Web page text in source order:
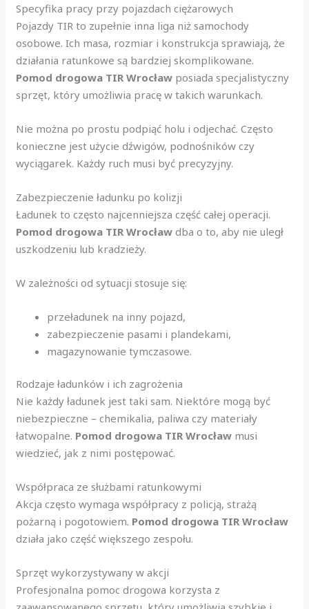
Specyfika pracy przy pojazdach ciężarowych
Pojazdy TIR to zupełnie inna liga niż samochody
osobowe. Ich masa, rozmiar i konstrukcja sprawiają, że
działania ratunkowe są bardziej skomplikowane.
Pomod drogowa TIR Wrocław posiada specjalistyczny
sprzęt, który umożliwia pracę w takich warunkach.
Nie można po prostu podpiąć holu i odjechać. Często
konieczne jest użycie dźwigów, podnośników czy
wyciągarek. Każdy ruch musi być precyzyjny.
Zabezpieczenie ładunku po kolizji
Ładunek to często najcenniejsza część całej operacji.
Pomod drogowa TIR Wrocław dba o to, aby nie uległ
uszkodzeniu lub kradzieży.
W zależności od sytuacji stosuje się:
przeładunek na inny pojazd,
zabezpieczenie pasami i plandekami,
magazynowanie tymczasowe.
Rodzaje ładunków i ich zagrożenia
Nie każdy ładunek jest taki sam. Niektóre mogą być
niebezpieczne – chemikalia, paliwa czy materiały
łatwopalne. Pomod drogowa TIR Wrocław musi
wiedzieć, jak z nimi postępować.
Współpraca ze służbami ratunkowymi
Akcja często wymaga współpracy z policją, strażą
pożarną i pogotowiem. Pomod drogowa TIR Wrocław
działa jako część większego zespołu.
Sprzęt wykorzystywany w akcji
Profesjonalna pomoc drogowa korzysta z